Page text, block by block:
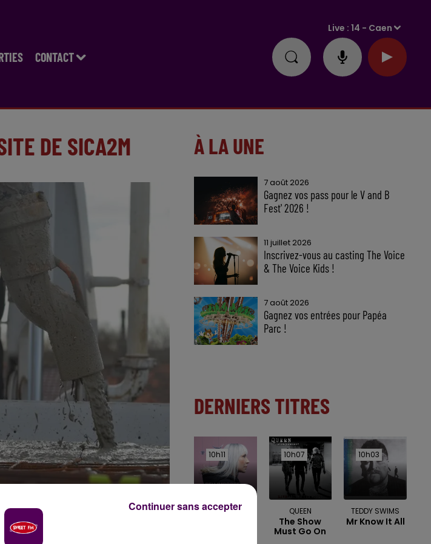
CONTACT
Live :14 - Caen
DE SICA2M À LA UNE
7 août 2026
Gagnez vos pass pour le V and B
Fest' 2026 !
11 juillet 2026
Inscrivez-vous au casting The Voice
& The Voice Kids !
7 août 2026
Gagnez vos entrées pour Papéa
Parc !
DERNIERS TITRES
10h11
10h11
ZAZIE
10h07
10h07
QUEEN
The Show
Must Go On
10h03
10h03
TEDDY SWIMS
Mr Know It All
Continuer sans accepter